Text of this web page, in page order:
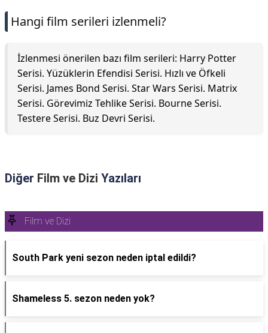
Hangi film serileri izlenmeli?
İzlenmesi önerilen bazı film serileri: Harry Potter
Serisi. Yüzüklerin Efendisi Serisi. Hızlı ve Öfkeli
Serisi. James Bond Serisi. Star Wars Serisi. Matrix
Serisi. Görevimiz Tehlike Serisi. Bourne Serisi.
Testere Serisi. Buz Devri Serisi.
Diğer Film ve Dizi Yazıları
Film ve Dizi
South Park yeni sezon neden iptal edildi?
Shameless 5. sezon neden yok?